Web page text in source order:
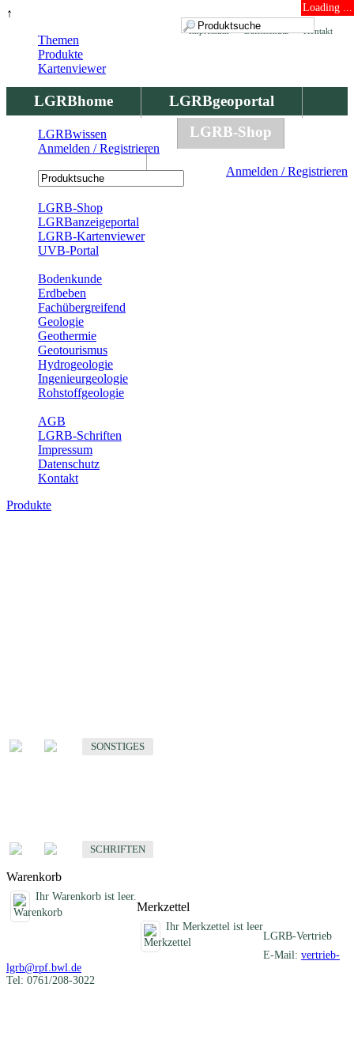
↑ Loading ...
Kontakt
Datenschutz
Impressum
LGRBhome
LGRBgeoportal
LGRBbohrungen
LGRB-Shop
Anmelden / Registrieren
Themen
Produkte
Kartenviewer
LGRBwissen
Anmelden / Registrieren
LGRB-Shop
LGRBanzeigeportal
LGRB-Kartenviewer
UVB-Portal
Bodenkunde
Erdbeben
Fachübergreifend
Geologie
Geothermie
Geotourismus
Hydrogeologie
Ingenieurgeologie
Rohstoffgeologie
AGB
LGRB-Schriften
Impressum
Datenschutz
Kontakt
Produkte
SONSTIGES
SCHRIFTEN
Warenkorb
Ihr Warenkorb ist leer.
Merkzettel
Ihr Merkzettel ist leer
LGRB-Vertrieb
E-Mail: vertrieb-
lgrb@rpf.bwl.de
Tel: 0761/208-3022